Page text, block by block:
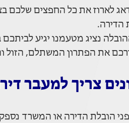
לארוז את כל החפצים שלכם
הדירה.
נציג מטעמנו יגיע
את הפתרון המשתלם, הזול
צריך למעבר דירת 3
הובלת הדירה או המשרד נספק